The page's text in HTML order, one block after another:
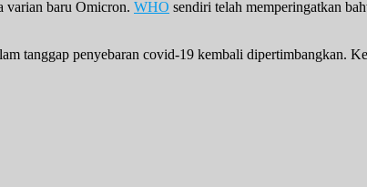
varian baru Omicron. WHO sendiri telah memperingatkan
tanggap penyebaran covid-19 kembali dipertimbangkan.